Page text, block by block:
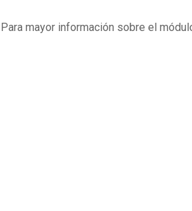
Para mayor información sobre el